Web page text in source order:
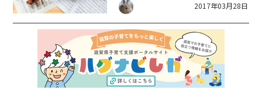
2017年03月28日